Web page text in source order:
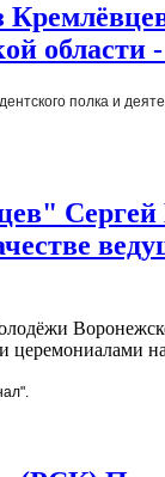
полка и
церемониалами